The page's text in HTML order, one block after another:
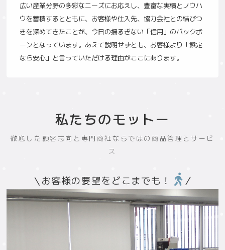
広い産業分野の多彩なニーズにお応えし、豊富な実績とノウハ
ウを蓄積するとともに、お客様や仕入先、協力会社との結びつ
きを深めてきたことが、今日の揺るぎない「信用」のバックボ
ーンとなっています。あえて説明せずとも、お客様より「鋲定
なら安心」と言っていただける理由がここにあります。
私たちのモットー
徹底した顧客志向と専門商社ならではの商品管理とサービ
ス
お客様の要望をどこまでも！